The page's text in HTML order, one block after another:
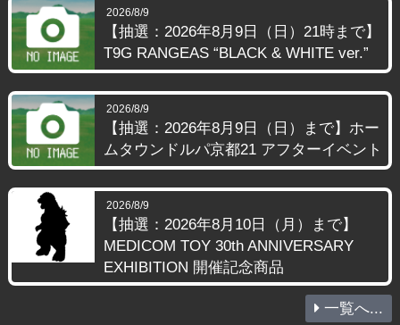
2026/8/9
【抽選：2026年8月9日（日）21時まで】
T9G RANGEAS “BLACK & WHITE ver.”
2026/8/9
【抽選：2026年8月9日（日）まで】ホー
ムタウンドルパ京都21 アフターイベント
2026/8/9
【抽選：2026年8月10日（月）まで】
MEDICOM TOY 30th ANNIVERSARY
EXHIBITION 開催記念商品
一覧へ...